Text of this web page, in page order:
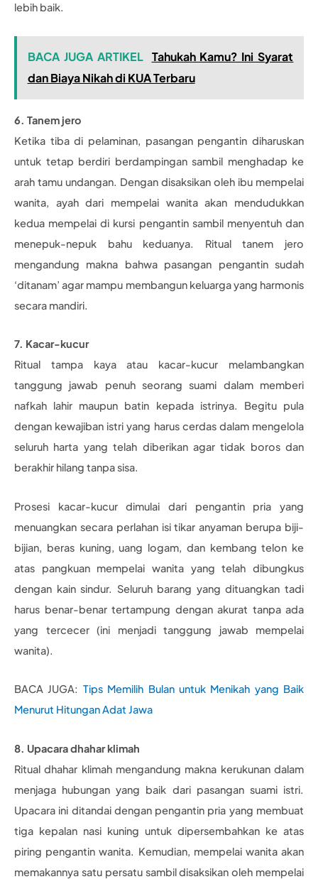
lebih baik.
BACA JUGA ARTIKEL Tahukah Kamu? Ini Syarat
dan Biaya Nikah di KUA Terbaru
6. Tanem jero
Ketika tiba di pelaminan, pasangan pengantin diharuskan
untuk tetap berdiri berdampingan sambil menghadap ke
arah tamu undangan. Dengan disaksikan oleh ibu mempelai
wanita, ayah dari mempelai wanita akan mendudukkan
kedua mempelai di kursi pengantin sambil menyentuh dan
menepuk-nepuk bahu keduanya. Ritual tanem jero
mengandung makna bahwa pasangan pengantin sudah
‘ditanam’ agar mampu membangun keluarga yang harmonis
secara mandiri.
7. Kacar-kucur
Ritual tampa kaya atau kacar-kucur melambangkan
tanggung jawab penuh seorang suami dalam memberi
nafkah lahir maupun batin kepada istrinya. Begitu pula
dengan kewajiban istri yang harus cerdas dalam mengelola
seluruh harta yang telah diberikan agar tidak boros dan
berakhir hilang tanpa sisa.
Prosesi kacar-kucur dimulai dari pengantin pria yang
menuangkan secara perlahan isi tikar anyaman berupa biji-
bijian, beras kuning, uang logam, dan kembang telon ke
atas pangkuan mempelai wanita yang telah dibungkus
dengan kain sindur. Seluruh barang yang dituangkan tadi
harus benar-benar tertampung dengan akurat tanpa ada
yang tercecer (ini menjadi tanggung jawab mempelai
wanita).
BACA JUGA: Tips Memilih Bulan untuk Menikah yang Baik
Menurut Hitungan Adat Jawa
8. Upacara dhahar klimah
Ritual dhahar klimah mengandung makna kerukunan dalam
menjaga hubungan yang baik dari pasangan suami istri.
Upacara ini ditandai dengan pengantin pria yang membuat
tiga kepalan nasi kuning untuk dipersembahkan ke atas
piring pengantin wanita. Kemudian, mempelai wanita akan
memakannya satu persatu sambil disaksikan oleh mempelai